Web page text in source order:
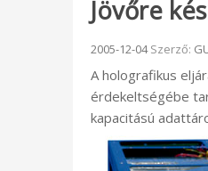
Jövőre
Beküldve:
2005-12-04Szerző:
A holografikus
érdekeltségébe
kapacitású